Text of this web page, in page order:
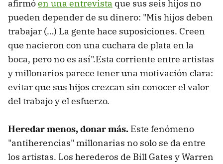
afirmóen una entrevista que sus seis hijos no
pueden depender de su dinero: "Mis hijos deben
trabajar (…) La gente hace suposiciones. Creen
que nacieron con una cuchara de plata en la
boca, pero no es así".Esta corriente entre artistas
y millonarios parece tener una motivación clara:
evitar que sus hijos crezcan sin conocer el valor
del trabajo y el esfuerzo.
Heredar menos, donar más. Este fenómeno
"antiherencias" millonarias no solo se da entre
los artistas. Los herederos de Bill Gates y Warren